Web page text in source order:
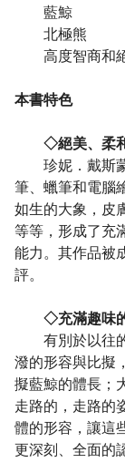
藍鯨
北極熊
高度智商和
本書特色
◇絕美、柔和
珍妮．戴斯蒙
筆、蠟筆和電腦
如生的大象，皮
等等，形成了充
能力。其作品被
評。
◇充滿趣味的
有別於以往的
潑的形容與比擬
擬藍鯨的體長；
走路的，走路的
體的形容，讓這
更深刻、全面的